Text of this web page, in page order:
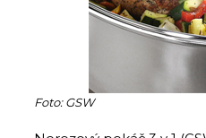
Foto: GSW